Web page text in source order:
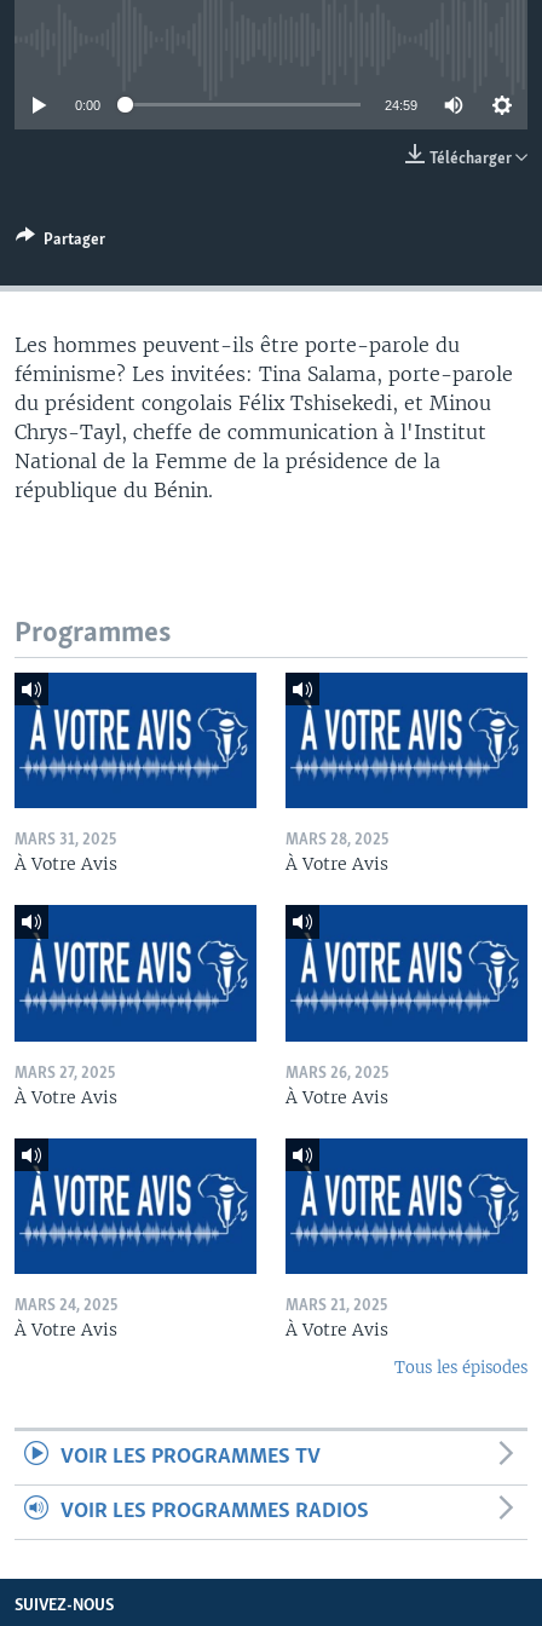
0:00 24:59
Télécharger
Partager
Les hommes peuvent-ils être porte-parole du
féminisme? Les invitées: Tina Salama, porte-parole
du président congolais Félix Tshisekedi, et Minou
Chrys-Tayl, cheffe de communication à l'Institut
National de la Femme de la présidence de la
république du Bénin.
Programmes
MARS 31, 2025
À Votre Avis
MARS 28, 2025
À Votre Avis
MARS 27, 2025
À Votre Avis
MARS 26, 2025
À Votre Avis
MARS 24, 2025
À Votre Avis
MARS 21, 2025
À Votre Avis
Tous les épisodes
VOIR LES PROGRAMMES TV
VOIR LES PROGRAMMES RADIOS
SUIVEZ-NOUS